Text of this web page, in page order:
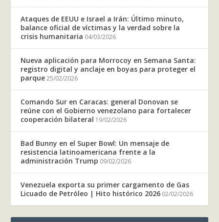
Ataques de EEUU e Israel a Irán: Último minuto,
balance oficial de víctimas y la verdad sobre la
crisis humanitaria 04/03/2026
Nueva aplicación para Morrocoy en Semana Santa:
registro digital y anclaje en boyas para proteger el
parque 25/02/2026
Comando Sur en Caracas: general Donovan se
reúne con el Gobierno venezolano para fortalecer
cooperación bilateral 19/02/2026
Bad Bunny en el Super Bowl: Un mensaje de
resistencia latinoamericana frente a la
administración Trump 09/02/2026
Venezuela exporta su primer cargamento de Gas
Licuado de Petróleo | Hito histórico 2026 02/02/2026